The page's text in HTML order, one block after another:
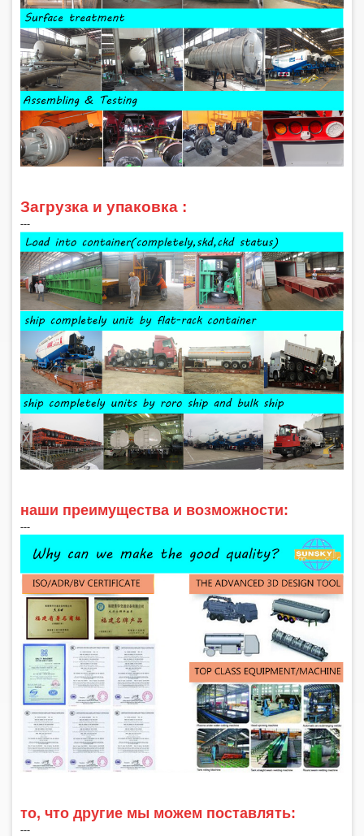
Загрузка и упаковка :
‑‑‑
наши преимущества и возможности:
‑‑‑
то, что другие мы можем поставлять:
‑‑‑